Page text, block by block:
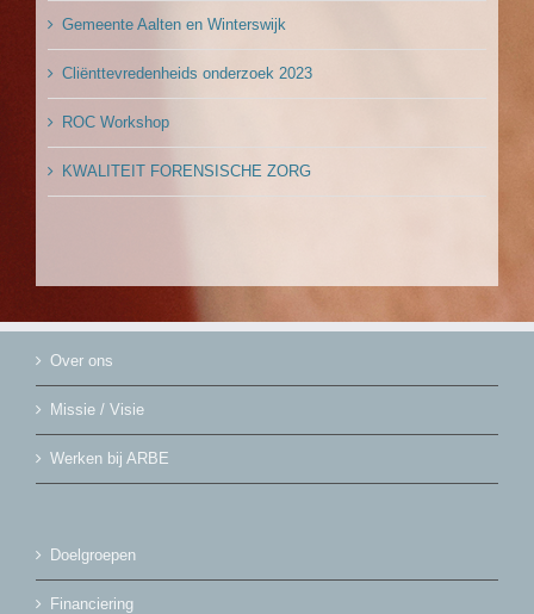
Gemeente Aalten en Winterswijk
Cliënttevredenheids onderzoek 2023
ROC Workshop
KWALITEIT FORENSISCHE ZORG
Over ons
Missie / Visie
Werken bij ARBE
Doelgroepen
Financiering